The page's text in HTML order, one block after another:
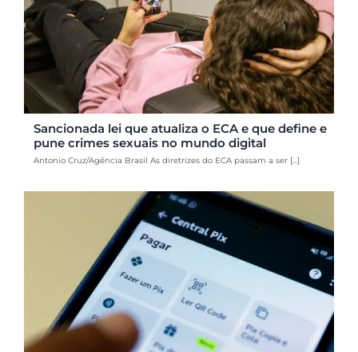
Sancionada lei que atualiza o ECA e que define e
pune crimes sexuais no mundo digital
Antonio Cruz/Agência Brasil As diretrizes do ECA passam a ser [...]